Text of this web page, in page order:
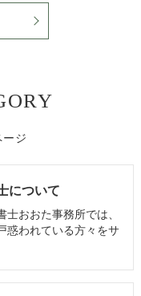
ジ
について
おおた事務所では、
惑われている方々をサ